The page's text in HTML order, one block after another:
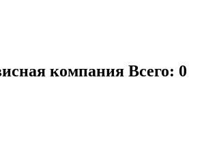
компания Всего: 0